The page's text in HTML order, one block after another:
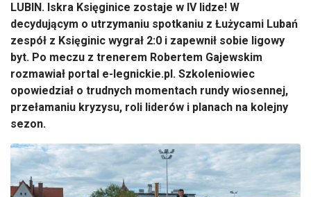
LUBIN. Iskra Księginice zostaje w IV lidze! W
decydującym o utrzymaniu spotkaniu z Łużycami Lubań
zespół z Księginic wygrał 2:0 i zapewnił sobie ligowy
byt. Po meczu z trenerem Robertem Gajewskim
rozmawiał portal e-legnickie.pl. Szkoleniowiec
opowiedział o trudnych momentach rundy wiosennej,
przełamaniu kryzysu, roli liderów i planach na kolejny
sezon.